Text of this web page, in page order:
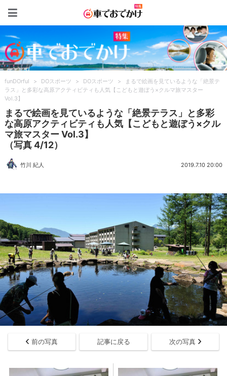
funDOrful > DOスポーツ > DOスポーツ >
まるで絵画を見ているような「絶景テ
ラス」と多彩な高原アクティビティも人気【こどもと遊ぼう×クルマ旅マスター
Vol.3】
まるで絵画を見ているような「絶景テラス」と多彩
な高原アクティビティも人気【こどもと遊ぼう×クル
マ旅マスター Vol.3】
（写真 4/12）
竹川 紀人 2019.7.10 20:00
前の写真 記事に戻る 次の写真